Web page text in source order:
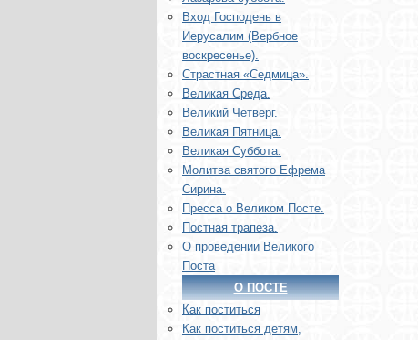
Вход Господень в
Иерусалим (Вербное
воскресенье).
Страстная «Седмица».
Великая Среда.
Великий Четверг.
Великая Пятница.
Великая Суббота.
Молитва святого Ефрема
Сирина.
Пресса о Великом Посте.
Постная трапеза.
О проведении Великого
Поста
О ПОСТЕ
Как поститься
Как поститься детям,